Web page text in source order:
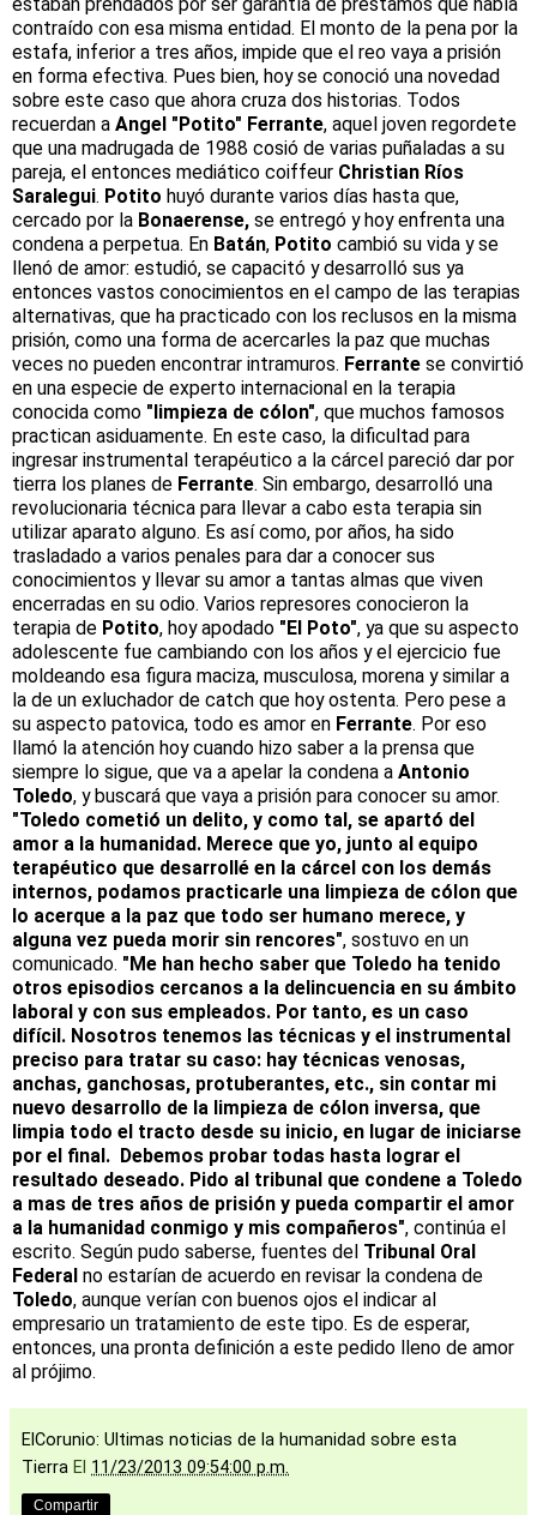
contraído con esa misma entidad. El monto de la pena por la
estafa, inferior a tres años, impide que el reo vaya a prisión
en forma efectiva. Pues bien, hoy se conoció una novedad
sobre este caso que ahora cruza dos historias. Todos
recuerdan a Angel "Potito" Ferrante, aquel joven regordete
que una madrugada de 1988 cosió de varias puñaladas a su
pareja, el entonces mediático coiffeur Christian Ríos
Saralegui. Potito huyó durante varios días hasta que,
cercado por la Bonaerense, se entregó y hoy enfrenta una
condena a perpetua. En Batán, Potito cambió su vida y se
llenó de amor: estudió, se capacitó y desarrolló sus ya
entonces vastos conocimientos en el campo de las terapias
alternativas, que ha practicado con los reclusos en la misma
prisión, como una forma de acercarles la paz que muchas
veces no pueden encontrar intramuros. Ferrante se convirtió
en una especie de experto internacional en la terapia
conocida como "limpieza de cólon", que muchos famosos
practican asiduamente. En este caso, la dificultad para
ingresar instrumental terapéutico a la cárcel pareció dar por
tierra los planes de Ferrante. Sin embargo, desarrolló una
revolucionaria técnica para llevar a cabo esta terapia sin
utilizar aparato alguno. Es así como, por años, ha sido
trasladado a varios penales para dar a conocer sus
conocimientos y llevar su amor a tantas almas que viven
encerradas en su odio. Varios represores conocieron la
terapia de Potito, hoy apodado "El Poto", ya que su aspecto
adolescente fue cambiando con los años y el ejercicio fue
moldeando esa figura maciza, musculosa, morena y similar a
la de un exluchador de catch que hoy ostenta. Pero pese a
su aspecto patovica, todo es amor en Ferrante. Por eso
llamó la atención hoy cuando hizo saber a la prensa que
siempre lo sigue, que va a apelar la condena a Antonio
Toledo, y buscará que vaya a prisión para conocer su amor.
"Toledo cometió un delito, y como tal, se apartó del
amor a la humanidad. Merece que yo, junto al equipo
terapéutico que desarrollé en la cárcel con los demás
internos, podamos practicarle una limpieza de cólon que
lo acerque a la paz que todo ser humano merece, y
alguna vez pueda morir sin rencores", sostuvo en un
comunicado. "Me han hecho saber que Toledo ha tenido
otros episodios cercanos a la delincuencia en su ámbito
laboral y con sus empleados. Por tanto, es un caso
difícil. Nosotros tenemos las técnicas y el instrumental
preciso para tratar su caso: hay técnicas venosas,
anchas, ganchosas, protuberantes, etc., sin contar mi
nuevo desarrollo de la limpieza de cólon inversa, que
limpia todo el tracto desde su inicio, en lugar de iniciarse
por el final. Debemos probar todas hasta lograr el
resultado deseado. Pido al tribunal que condene a Toledo
a mas de tres años de prisión y pueda compartir el amor
a la humanidad conmigo y mis compañeros", continúa el
escrito. Según pudo saberse, fuentes del Tribunal Oral
Federal no estarían de acuerdo en revisar la condena de
Toledo, aunque verían con buenos ojos el indicar al
empresario un tratamiento de este tipo. Es de esperar,
entonces, una pronta definición a este pedido lleno de amor
al prójimo.
ElCorunio: Ultimas noticias de la humanidad sobre esta
Tierra El 11/23/2013 09:54:00 p.m.
Compartir